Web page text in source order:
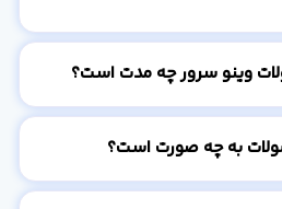
وینو سرور چه مدت است؟
به چه صورت است؟